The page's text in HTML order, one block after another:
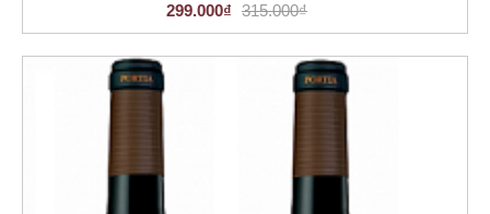
299.000₫ 315.000₫